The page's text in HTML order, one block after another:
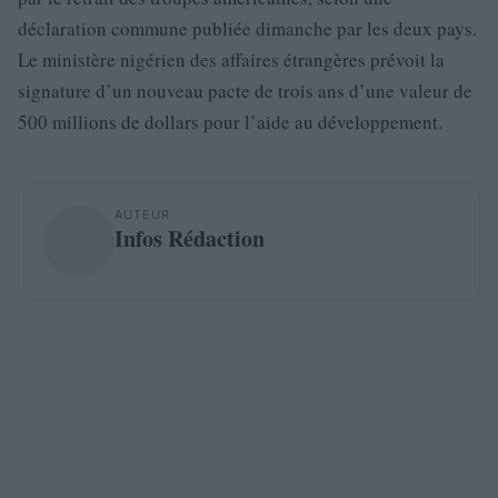
déclaration commune publiée dimanche par les deux pays.
Le ministère nigérien des affaires étrangères prévoit la
signature d’un nouveau pacte de trois ans d’une valeur de
500 millions de dollars pour l’aide au développement.
AUTEUR
Infos Rédaction